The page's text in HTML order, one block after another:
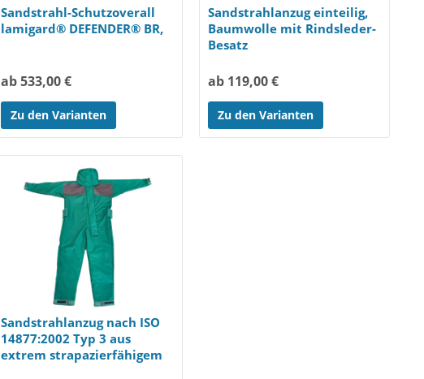
Sandstrahl-Schutzoverall
lamigard® DEFENDER® BR,
ab 533,00 €
Zu den Varianten
Sandstrahlanzug einteilig,
Baumwolle mit Rindsleder-
Besatz
ab 119,00 €
Zu den Varianten
Sandstrahlanzug nach ISO
14877:2002 Typ 3 aus
extrem strapazierfähigem